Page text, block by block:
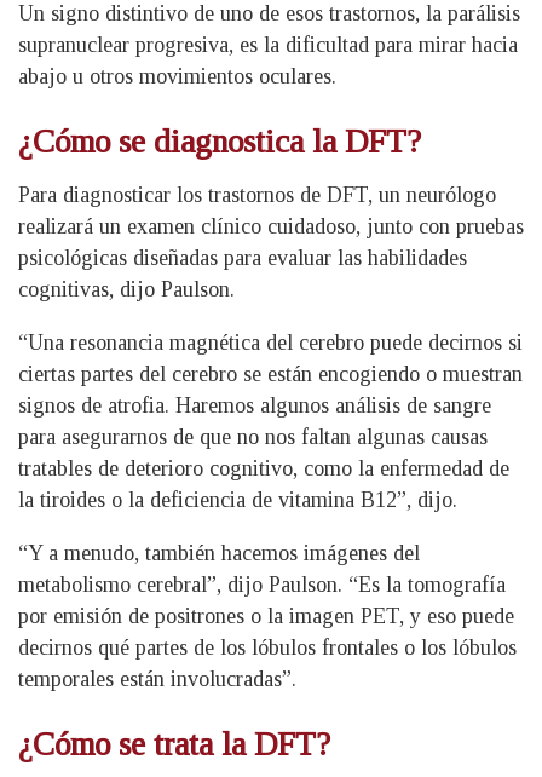
Un signo distintivo de uno de esos trastornos, la parálisis
supranuclear progresiva, es la dificultad para mirar hacia
abajo u otros movimientos oculares.
¿Cómo se diagnostica la DFT?
Para diagnosticar los trastornos de DFT, un neurólogo
realizará un examen clínico cuidadoso, junto con pruebas
psicológicas diseñadas para evaluar las habilidades
cognitivas, dijo Paulson.
“Una resonancia magnética del cerebro puede decirnos si
ciertas partes del cerebro se están encogiendo o muestran
signos de atrofia. Haremos algunos análisis de sangre
para asegurarnos de que no nos faltan algunas causas
tratables de deterioro cognitivo, como la enfermedad de
la tiroides o la deficiencia de vitamina B12”, dijo.
“Y a menudo, también hacemos imágenes del
metabolismo cerebral”, dijo Paulson. “Es la tomografía
por emisión de positrones o la imagen PET, y eso puede
decirnos qué partes de los lóbulos frontales o los lóbulos
temporales están involucradas”.
¿Cómo se trata la DFT?